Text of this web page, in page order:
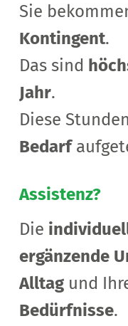
Sie
Kontingent.
Das sind
Jahr.
Diese
Bedarf
Assistenz?
Die
ergänzende
Alltagund
Bedürfnisse.